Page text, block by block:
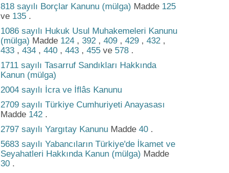
818 sayılı Borçlar Kanunu (mülga) Madde 125
ve 135 .
1086 sayılı Hukuk Usul Muhakemeleri Kanunu
(mülga) Madde 124 , 392 , 409 , 429 , 432 ,
433 , 434 , 440 , 443 , 455 ve 578 .
1711 sayılı Tasarruf Sandıkları Hakkında
Kanun (mülga)
2004 sayılı İcra ve İflâs Kanunu
2709 sayılı Türkiye Cumhuriyeti Anayasası
Madde 142 .
2797 sayılı Yargıtay Kanunu Madde 40 .
5683 sayılı Yabancıların Türkiye'de İkamet ve
Seyahatleri Hakkında Kanun (mülga) Madde
30 .